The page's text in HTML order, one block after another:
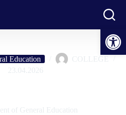
Open toolbar
Education
COLLEGE
23.04.2026
of General Education